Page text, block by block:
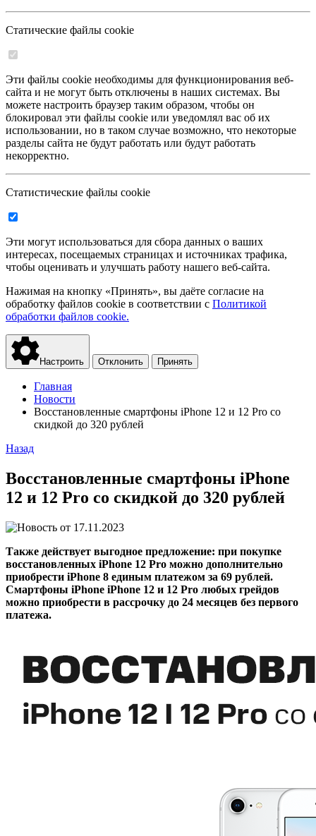
Статические файлы cookie
Эти файлы cookie необходимы для функционирования веб-
сайта и не могут быть отключены в наших системах. Вы
можете настроить браузер таким образом, чтобы он
блокировал эти файлы cookie или уведомлял вас об их
использовании, но в таком случае возможно, что некоторые
разделы сайта не будут работать или будут работать
некорректно.
Статистические файлы cookie
Эти могут использоваться для сбора данных о ваших
интересах, посещаемых страницах и источниках трафика,
чтобы оценивать и улучшать работу нашего веб-сайта.
Нажимая на кнопку «Принять», вы даёте согласие на
обработку файлов cookie в соответствии с Политикой
обработки файлов cookie.
Настроить Отклонить Принять
Главная
Новости
Восстановленные смартфоны iPhone 12 и 12 Pro со
скидкой до 320 рублей
Назад
Восстановленные смартфоны iPhone
12 и 12 Pro со скидкой до 320 рублей
17.11.2023
Также действует выгодное предложение: при покупке
восстановленных iPhone 12 Pro можно дополнительно
приобрести iPhone 8 единым платежом за 69 рублей.
Смартфоны iPhone iPhone 12 и 12 Pro любых грейдов
можно приобрести в рассрочку до 24 месяцев без первого
платежа.